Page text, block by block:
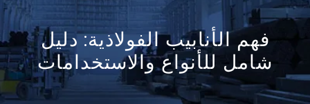
فهم الأنابيب الفولاذية: دليل
شامل للأنواع والاستخدامات